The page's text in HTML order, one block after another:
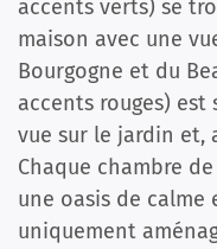
accents verts) se
maison avec une
Bourgogne et du
accents rouges) est
vue sur le jardin et,
Chaque chambre
une oasis de calme
uniquement